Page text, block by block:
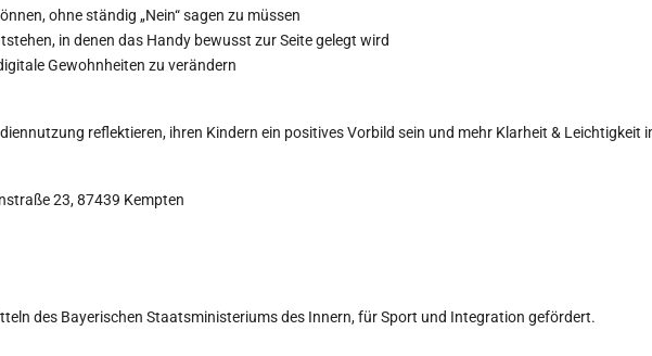
ohne ständig „Nein“ sagen zu müssen
in denen das Handy bewusst zur Seite gelegt wird
Gewohnheiten zu verändern
reflektieren, ihren Kindern ein positives Vorbild sein und mehr Klarheit & Leichtigkeit
23, 87439 Kempten
des Bayerischen Staatsministeriums des Innern, für Sport und Integration gefördert.